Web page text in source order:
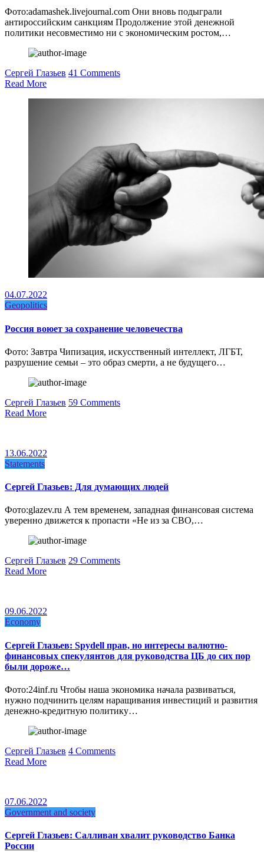
Фото:adamashek.livejournal.com Они вновь подыграли
антироссийским санкциям Продолжение этой денежной
политики несовместимо ни с экономическим ростом,…
Сергей Глазьев 41 Comments
Read More
04.07.2022
Geopolitics
Россия воюет за сохранение человечества
Фото: Завтра Чипизация, искусственный интеллект, ЛГБТ,
разрушение семьи – это образ смерти, а не будущего…
Сергей Глазьев 59 Comments
Read More
13.06.2022
Statements
Сергей Глазьев: Для думающих людей
Фото:glazev.ru А тем временем, западная финансовая система
уверенно движется к пропасти «Не из за СВО,…
Сергей Глазьев 29 Comments
Read More
09.06.2022
Economy
Сергей Глазьев: Spydell прав, но интересы валютно-
финансовых спекулянтов для руководства ЦБ до сих пор
были дороже…
Фото:24inf.ru Чтобы наша экономика начала развиваться,
нужно подчинить целям наращивания инвестиций и развития
денежно-кредитную политику…
Сергей Глазьев 4 Comments
Read More
07.06.2022
Government and society
Сергей Глазьев: Салливан хвалит руководство Банка
России